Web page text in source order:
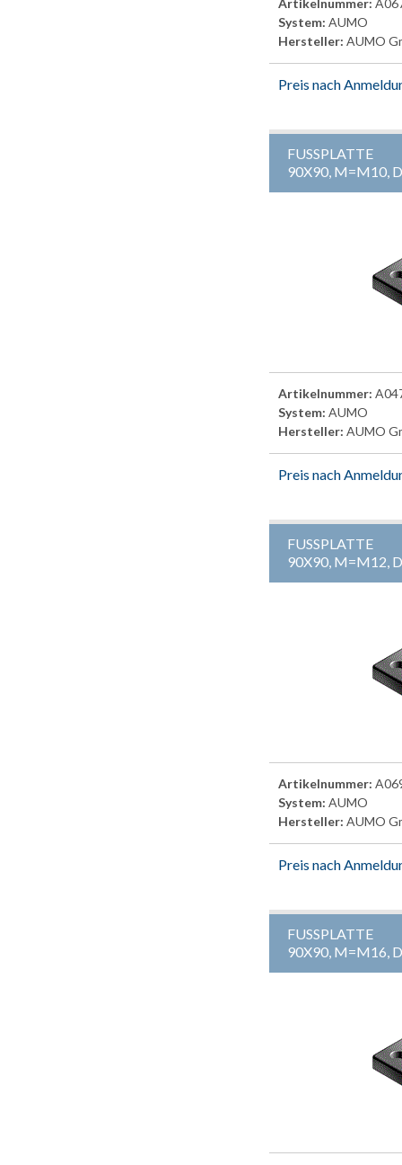
Artikelnummer:
System: AUMO
Hersteller: AUMO
Preis nach
FUSSPLATTE
90X90, M=M10,
Artikelnummer:
System: AUMO
Hersteller: AUMO
Preis nach
FUSSPLATTE
90X90, M=M12,
Artikelnummer:
System: AUMO
Hersteller: AUMO
Preis nach
FUSSPLATTE
90X90, M=M16,